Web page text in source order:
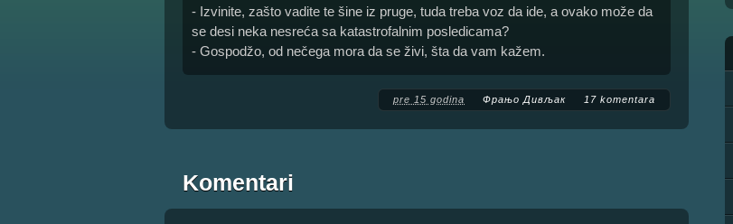
- Izvinite, zašto vadite te šine iz pruge, tuda treba voz da ide, a ovako može da
se desi neka nesreća sa katastrofalnim posledicama?
- Gospodžo, od nečega mora da se živi, šta da vam kažem.
pre 15 godina Фрањо Дивљак 17 komentara
Komentari